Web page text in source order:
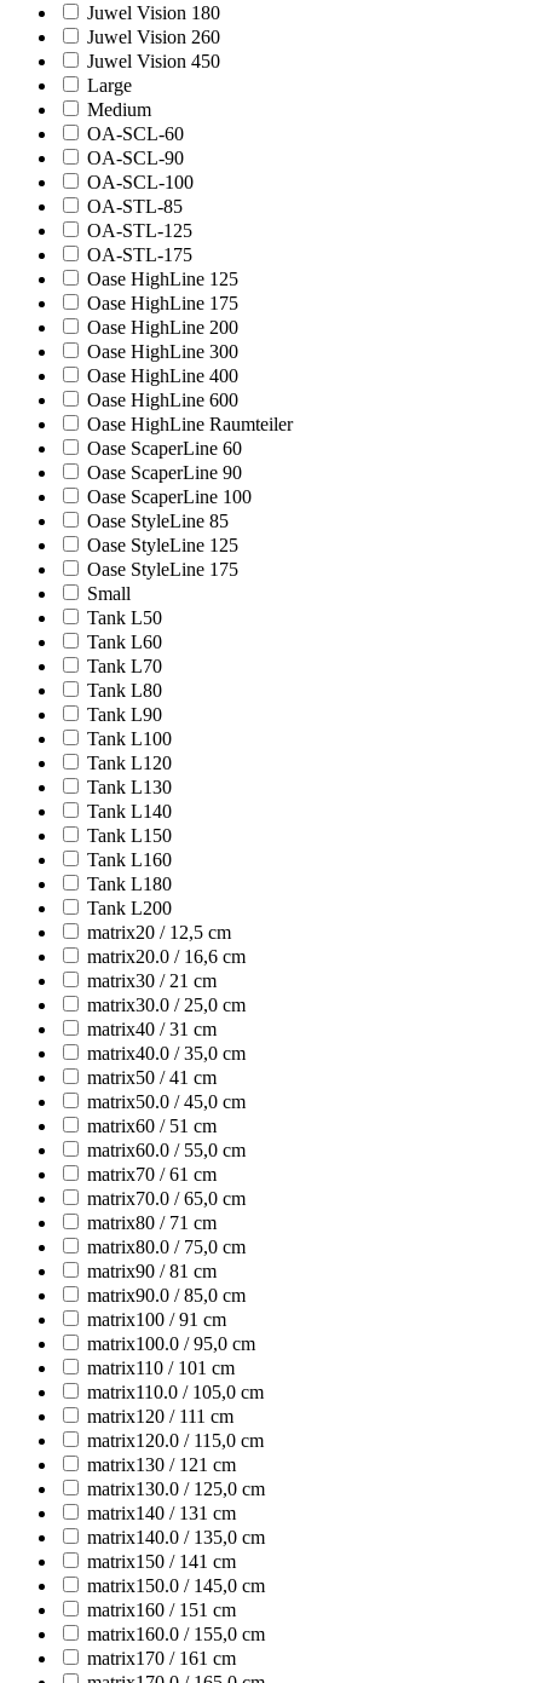
Juwel Vision 180
Juwel Vision 260
Juwel Vision 450
Large
Medium
OA-SCL-60
OA-SCL-90
OA-SCL-100
OA-STL-85
OA-STL-125
OA-STL-175
Oase HighLine 125
Oase HighLine 175
Oase HighLine 200
Oase HighLine 300
Oase HighLine 400
Oase HighLine 600
Oase HighLine Raumteiler
Oase ScaperLine 60
Oase ScaperLine 90
Oase ScaperLine 100
Oase StyleLine 85
Oase StyleLine 125
Oase StyleLine 175
Small
Tank L50
Tank L60
Tank L70
Tank L80
Tank L90
Tank L100
Tank L120
Tank L130
Tank L140
Tank L150
Tank L160
Tank L180
Tank L200
matrix20 / 12,5 cm
matrix20.0 / 16,6 cm
matrix30 / 21 cm
matrix30.0 / 25,0 cm
matrix40 / 31 cm
matrix40.0 / 35,0 cm
matrix50 / 41 cm
matrix50.0 / 45,0 cm
matrix60 / 51 cm
matrix60.0 / 55,0 cm
matrix70 / 61 cm
matrix70.0 / 65,0 cm
matrix80 / 71 cm
matrix80.0 / 75,0 cm
matrix90 / 81 cm
matrix90.0 / 85,0 cm
matrix100 / 91 cm
matrix100.0 / 95,0 cm
matrix110 / 101 cm
matrix110.0 / 105,0 cm
matrix120 / 111 cm
matrix120.0 / 115,0 cm
matrix130 / 121 cm
matrix130.0 / 125,0 cm
matrix140 / 131 cm
matrix140.0 / 135,0 cm
matrix150 / 141 cm
matrix150.0 / 145,0 cm
matrix160 / 151 cm
matrix160.0 / 155,0 cm
matrix170 / 161 cm